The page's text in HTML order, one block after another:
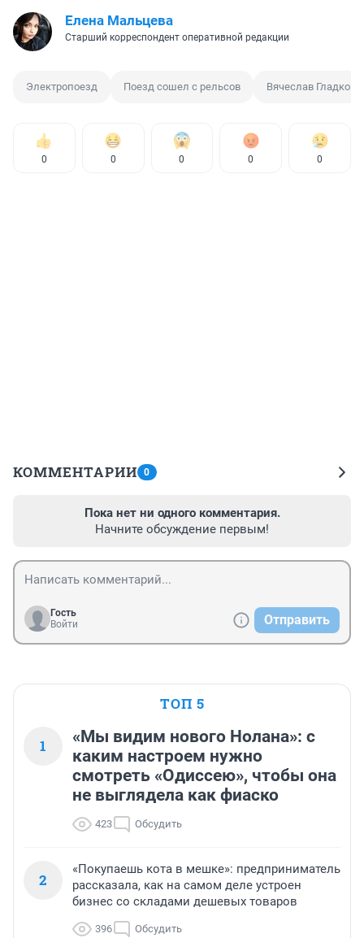
Елена Мальцева
Старший корреспондент оперативной редакции
Электропоезд Поезд сошел с рельсов Вячеслав Гладков
0 0 0 0 0
КОММЕНТАРИИ 0
Пока нет ни одного комментария.
Начните обсуждение первым!
Гость
Войти
Отправить
ТОП 5
1
«Мы видим нового Нолана»: с
каким настроем нужно
смотреть «Одиссею», чтобы она
не выглядела как фиаско
423 Обсудить
2
«Покупаешь кота в мешке»: предприниматель
рассказала, как на самом деле устроен
бизнес со складами дешевых товаров
396 Обсудить